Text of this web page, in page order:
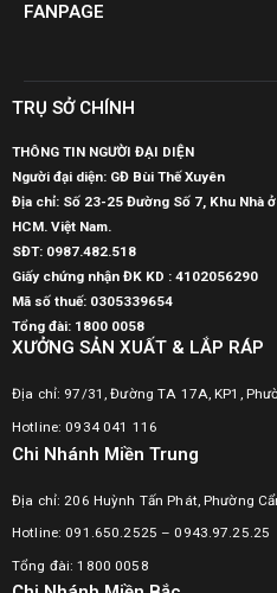
FANPAGE
TRỤ SỞ CHÍNH
THÔNG TIN NGƯỜI ĐẠI DIỆN
Người đại diện: GĐ Bùi Thế Xuyên
Địa chỉ: Số 23-25 Đường Số 7, Khu Nhà
HCM. Việt Nam.
SĐT: 0987.482.518
Giấy chứng nhận ĐK KD : 4102056290
Mã số thuế: 0305339654
Tổng đài: 1800 0058
XƯỞNG SẢN XUẤT & LẮP RÁP
Địa chỉ: 97/31, Đường TA 17A, KP1,
Hotline: 0934 041 116
Chi Nhánh Miền Trung
Địa chỉ: 206 Huỳnh Tấn Phát, Phường
Hotline: 091.650.2525 – 0943.97.25.25
Tổng đài: 1800 0058